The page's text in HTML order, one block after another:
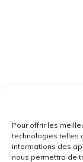
Pour offrir les
technologies telles
informations des
nous permettra de